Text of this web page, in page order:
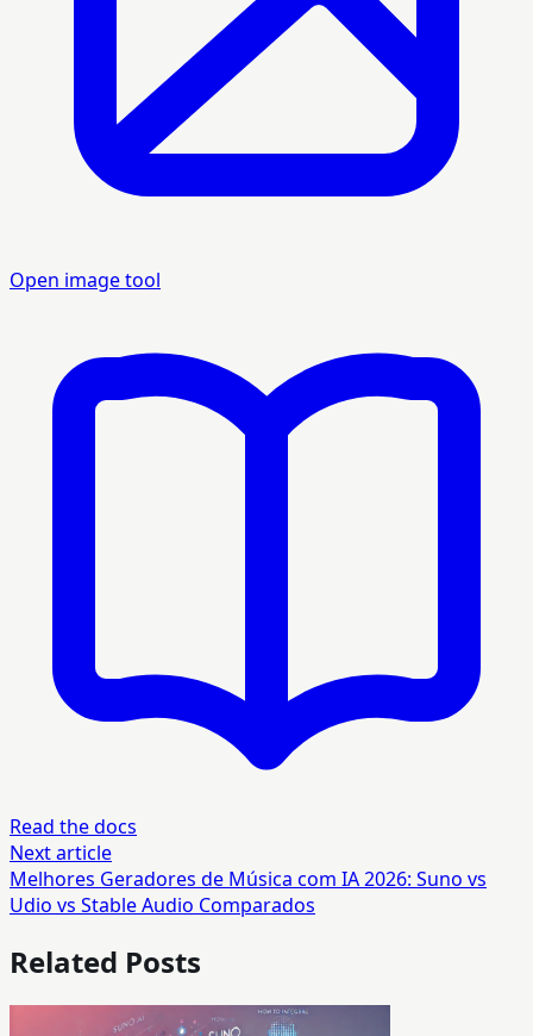
Open image tool
Read the docs
Next article
Melhores Geradores de Música com IA 2026: Suno vs
Udio vs Stable Audio Comparados
Related Posts